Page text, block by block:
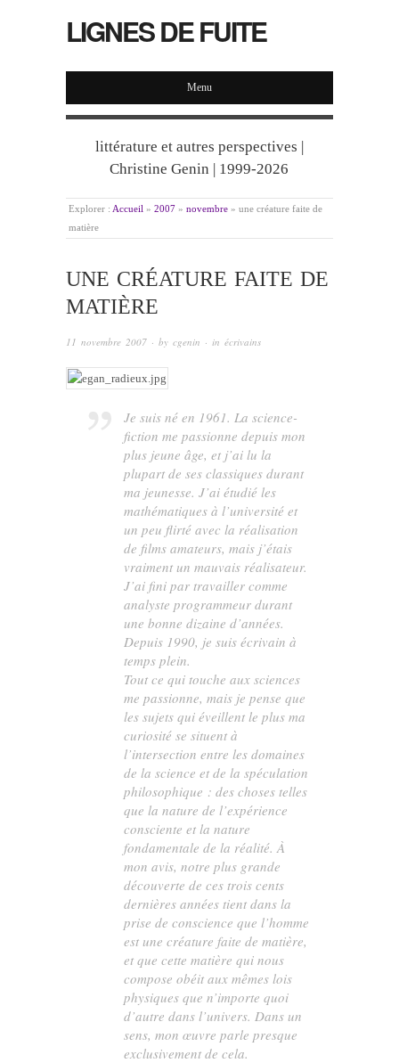
LIGNES DE FUITE
Menu
littérature et autres perspectives |
Christine Genin | 1999-2026
Explorer : Accueil » 2007 » novembre » une créature faite de
matière
UNE CRÉATURE FAITE DE
MATIÈRE
11 novembre 2007 · by cgenin · in écrivains
Je suis né en 1961. La science-
fiction me passionne depuis mon
plus jeune âge, et j’ai lu la
plupart de ses classiques durant
ma jeunesse. J’ai étudié les
mathématiques à l’université et
un peu flirté avec la réalisation
de films amateurs, mais j’étais
vraiment un mauvais réalisateur.
J’ai fini par travailler comme
analyste programmeur durant
une bonne dizaine d’années.
Depuis 1990, je suis écrivain à
temps plein.
Tout ce qui touche aux sciences
me passionne, mais je pense que
les sujets qui éveillent le plus ma
curiosité se situent à
l’intersection entre les domaines
de la science et de la spéculation
philosophique : des choses telles
que la nature de l’expérience
consciente et la nature
fondamentale de la réalité. À
mon avis, notre plus grande
découverte de ces trois cents
dernières années tient dans la
prise de conscience que l’homme
est une créature faite de matière,
et que cette matière qui nous
compose obéit aux mêmes lois
physiques que n’importe quoi
d’autre dans l’univers. Dans un
sens, mon œuvre parle presque
exclusivement de cela.